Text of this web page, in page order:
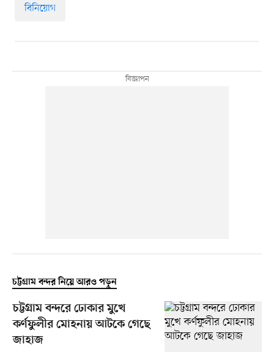
বিনিয়োগ
চট্টগ্রাম বন্দর নিয়ে আরও পড়ুন
চট্টগ্রাম বন্দরে ঢোকার মুখে
কর্ণফুলীর মোহনায় আটকে গেছে
জাহাজ